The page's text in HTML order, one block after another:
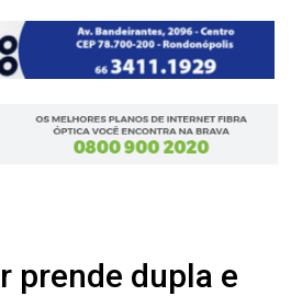
prende dupla e